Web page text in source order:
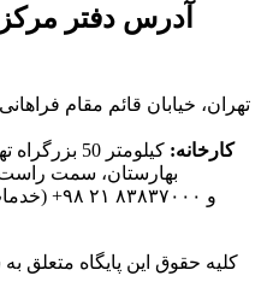
آدرس دفتر
تهران، خیابان قائم مقام
کارخانه:
کیلومتر 50
بهارستان، سمت
و +۹۸ ۲۱ ۸۳۸۳۷۰۰۰
کلیه حقوق این پایگاه متعلق